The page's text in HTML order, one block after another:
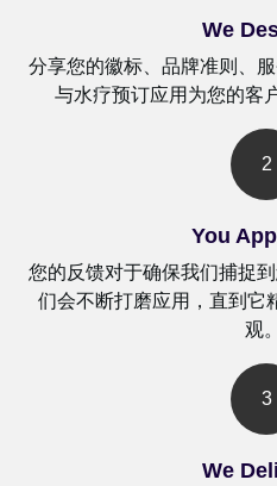
We
分享您的徽标、品牌准则、
与水疗预订应用为您的客
2
You
您的反馈对于确保我们捕捉
们会不断打磨应用，直到它
观
3
We